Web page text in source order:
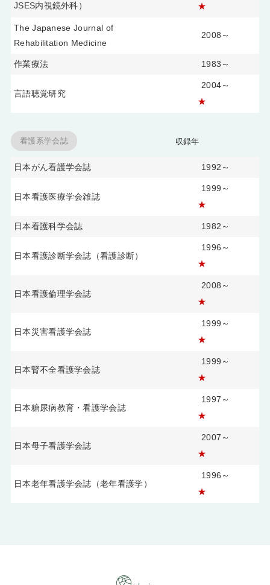
JSES内視鏡外科）
★
The Japanese Journal of
Rehabilitation Medicine
2008～
作業療法 1983～
言語聴覚研究
2004～
★
看護系学会誌 収録年
日本がん看護学会誌 1992～
日本看護医療学会雑誌
1999～
★
日本看護科学会誌 1982～
日本看護診断学会誌（看護診断）
1996～
★
日本看護倫理学会誌
2008～
★
日本災害看護学会誌
1999～
★
日本腎不全看護学会誌
1999～
★
日本糖尿病教育・看護学会誌
1997～
★
日本母子看護学会誌
2007～
★
日本老年看護学会誌（老年看護学）
1996～
★